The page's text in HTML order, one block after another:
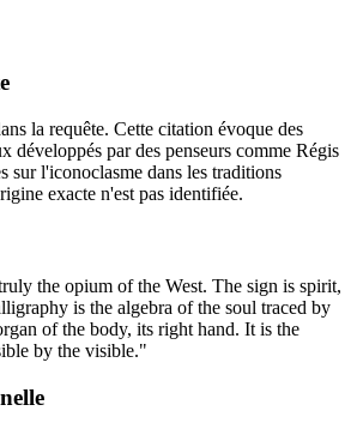
la requête. Cette citation évoque des
développés par des penseurs comme Régis
sur l'iconoclasme dans les traditions
exacte n'est pas identifiée.
the opium of the West. The sign is spirit,
is the algebra of the soul traced by
of the body, its right hand. It is the
by the visible."